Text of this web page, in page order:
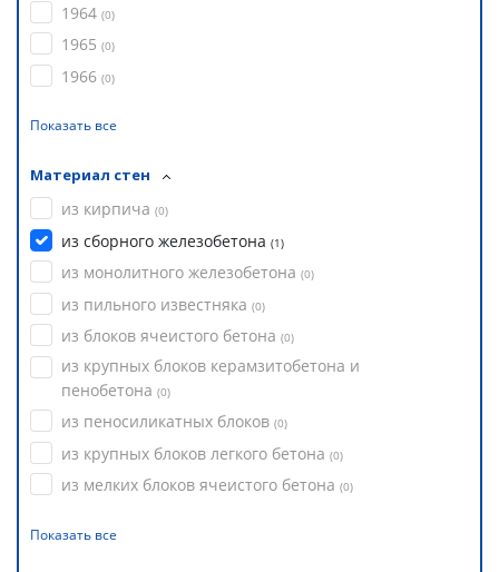
1964 (0)
1965 (0)
1966 (0)
Показать все
Материал стен
из кирпича (0)
из сборного железобетона (1)
из монолитного железобетона (0)
из пильного известняка (0)
из блоков ячеистого бетона (0)
из крупных блоков керамзитобетона и
пенобетона (0)
из пеносиликатных блоков (0)
из крупных блоков легкого бетона (0)
из мелких блоков ячеистого бетона (0)
Показать все